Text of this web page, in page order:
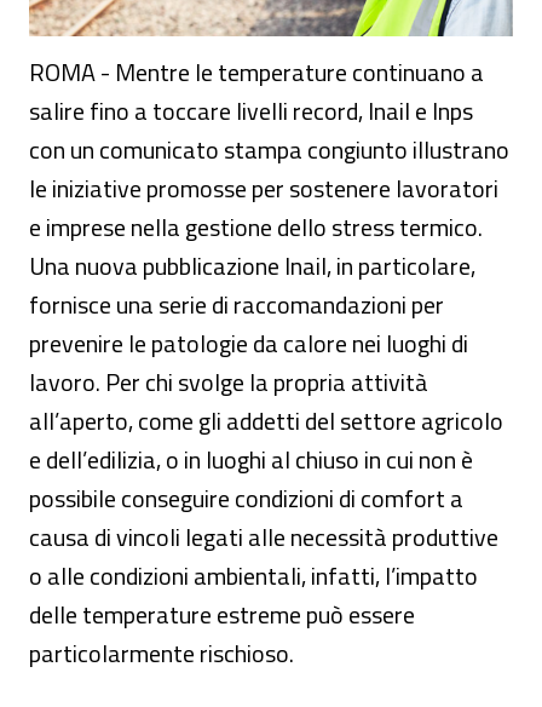
ROMA - Mentre le temperature continuano a
salire fino a toccare livelli record, Inail e Inps
con un comunicato stampa congiunto illustrano
le iniziative promosse per sostenere lavoratori
e imprese nella gestione dello stress termico.
Una nuova pubblicazione Inail, in particolare,
fornisce una serie di raccomandazioni per
prevenire le patologie da calore nei luoghi di
lavoro. Per chi svolge la propria attività
all’aperto, come gli addetti del settore agricolo
e dell’edilizia, o in luoghi al chiuso in cui non è
possibile conseguire condizioni di comfort a
causa di vincoli legati alle necessità produttive
o alle condizioni ambientali, infatti, l’impatto
delle temperature estreme può essere
particolarmente rischioso.